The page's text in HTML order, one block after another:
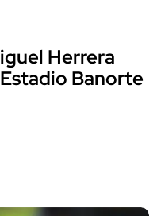
Herrera
Banorte